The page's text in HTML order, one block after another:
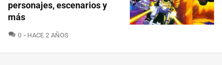
personajes, escenarios y
más
0 COMENTARIOS
HACE 2 AÑOS